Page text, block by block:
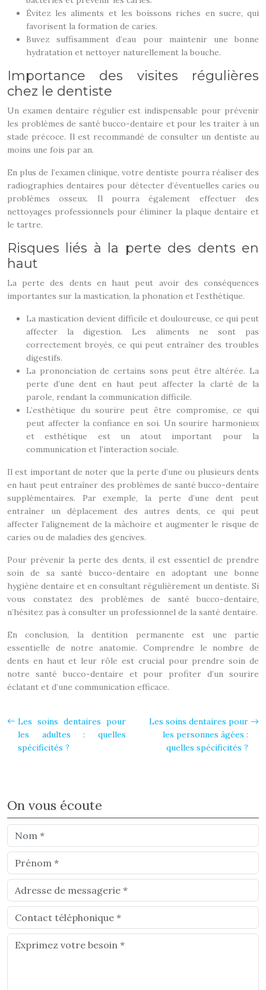
Évitez les aliments et les boissons riches en sucre, qui
favorisent la formation de caries.
Buvez suffisamment d’eau pour maintenir une bonne
hydratation et nettoyer naturellement la bouche.
Importance des visites régulières
chez le dentiste
Un examen dentaire régulier est indispensable pour prévenir
les problèmes de santé bucco-dentaire et pour les traiter à un
stade précoce. Il est recommandé de consulter un dentiste au
moins une fois par an.
En plus de l’examen clinique, votre dentiste pourra réaliser des
radiographies dentaires pour détecter d’éventuelles caries ou
problèmes osseux. Il pourra également effectuer des
nettoyages professionnels pour éliminer la plaque dentaire et
le tartre.
Risques liés à la perte des dents en
haut
La perte des dents en haut peut avoir des conséquences
importantes sur la mastication, la phonation et l’esthétique.
La mastication devient difficile et douloureuse, ce qui peut
affecter la digestion. Les aliments ne sont pas
correctement broyés, ce qui peut entraîner des troubles
digestifs.
La prononciation de certains sons peut être altérée. La
perte d’une dent en haut peut affecter la clarté de la
parole, rendant la communication difficile.
L’esthétique du sourire peut être compromise, ce qui
peut affecter la confiance en soi. Un sourire harmonieux
et esthétique est un atout important pour la
communication et l’interaction sociale.
Il est important de noter que la perte d’une ou plusieurs dents
en haut peut entraîner des problèmes de santé bucco-dentaire
supplémentaires. Par exemple, la perte d’une dent peut
entraîner un déplacement des autres dents, ce qui peut
affecter l’alignement de la mâchoire et augmenter le risque de
caries ou de maladies des gencives.
Pour prévenir la perte des dents, il est essentiel de prendre
soin de sa santé bucco-dentaire en adoptant une bonne
hygiène dentaire et en consultant régulièrement un dentiste. Si
vous constatez des problèmes de santé bucco-dentaire,
n’hésitez pas à consulter un professionnel de la santé dentaire.
En conclusion, la dentition permanente est une partie
essentielle de notre anatomie. Comprendre le nombre de
dents en haut et leur rôle est crucial pour prendre soin de
notre santé bucco-dentaire et pour profiter d’un sourire
éclatant et d’une communication efficace.
Les soins dentaires pour
les adultes : quelles
spécificités ?
Les soins dentaires pour
les personnes âgées :
quelles spécificités ?
On vous écoute